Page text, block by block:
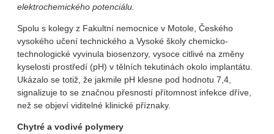
elektrochemického potenciálu.
Spolu s kolegy z Fakultní nemocnice v Motole, Českého
vysokého učení technického a Vysoké školy chemicko-
technologické vyvinula biosenzory, vysoce citlivé na změny
kyselosti prostředí (pH) v tělních tekutinách okolo implantátu.
Ukázalo se totiž, že jakmile pH klesne pod hodnotu 7,4,
signalizuje to se značnou přesností přítomnost infekce dříve,
než se objeví viditelné klinické příznaky.
Chytré a vodivé polymery